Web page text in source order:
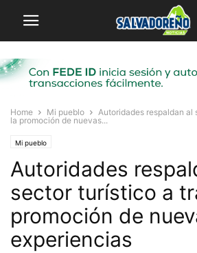
Home Mi pueblo
Autoridades respaldan
la promoción de nuevas...
Mi pueblo
Autoridades
sector turístico a
promoción de
experiencias